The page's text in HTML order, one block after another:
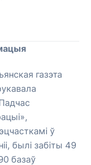
газэта
ў
былі забіты 49
базаў